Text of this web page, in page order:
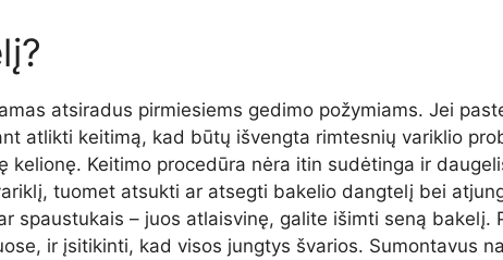
atsiradus pirmiesiems gedimo požymiams. Jei
atlikti keitimą, kad būtų išvengta rimtesnių variklio
Keitimo procedūra nėra itin sudėtinga ir
tuomet atsukti ar atsegti bakelio dangtelį bei
spaustukais – juos atlaisvinę, galite išimti seną bakelį.
ir įsitikinti, kad visos jungtys švarios. Sumontavus